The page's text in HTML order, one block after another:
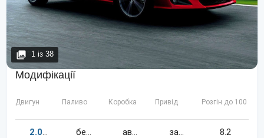
1 із 38
Модифікації
Двигун Паливо Коробка Привід Розгін до 100 км/
2.0200 бензин автомат задній 8.2